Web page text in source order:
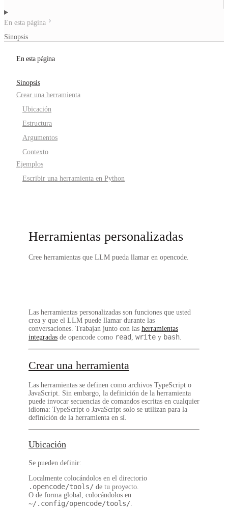
En esta página
Sinopsis
En esta página
Sinopsis
Crear una herramienta
Ubicación
Estructura
Argumentos
Contexto
Ejemplos
Escribir una herramienta en Python
Herramientas personalizadas
Cree herramientas que LLM pueda llamar en opencode.
Las herramientas personalizadas son funciones que usted
crea y que el LLM puede llamar durante las
conversaciones. Trabajan junto con las herramientas
integradas de opencode como read write y bash
Crear una herramienta
Las herramientas se definen como archivos TypeScript o
JavaScript. Sin embargo, la definición de la herramienta
puede invocar secuencias de comandos escritas en cualquier
idioma: TypeScript o JavaScript solo se utilizan para la
definición de la herramienta en sí.
Ubicación
Se pueden definir:
Localmente colocándolos en el directorio
.opencode/tools/ de tu proyecto.
O de forma global, colocándolos en
~/.config/opencode/tools/.